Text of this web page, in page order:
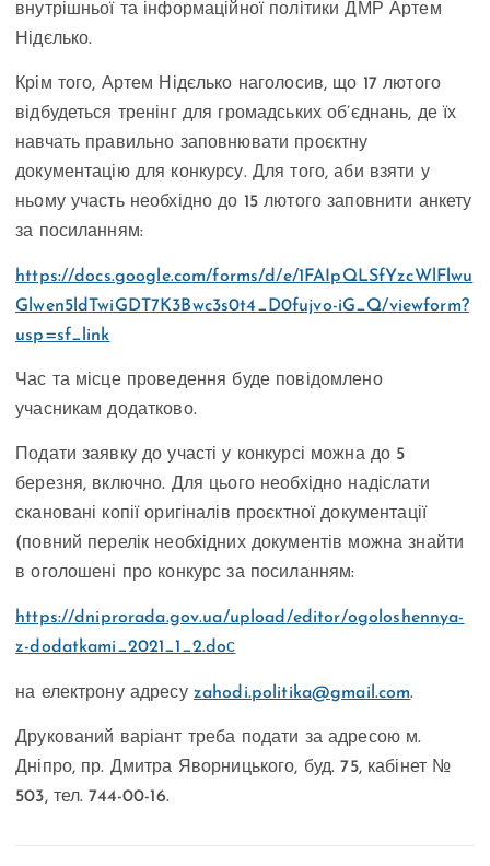
внутрішньої та інформаційної політики ДМР Артем
Нідєлько.
Крім того, Артем Нідєлько наголосив, що 17 лютого
відбудеться тренінг для громадських об’єднань, де їх
навчать правильно заповнювати проєктну
документацію для конкурсу. Для того, аби взяти у
ньому участь необхідно до 15 лютого заповнити анкету
за посиланням:
https://docs.google.com/forms/d/e/1FAIpQLSfYzcWlFlwu
Glwen5ldTwiGDT7K3Bwc3s0t4_D0fujvo-iG_Q/viewform?
usp=sf_link
Час та місце проведення буде повідомлено
учасникам додатково.
Подати заявку до участі у конкурсі можна до 5
березня, включно. Для цього необхідно надіслати
скановані копії оригіналів проєктної документації
(повний перелік необхідних документів можна знайти
в оголошені про конкурс за посиланням:
https://dniprorada.gov.ua/upload/editor/ogoloshennya-
z-dodatkami_2021_1_2.doс
на електрону адресу zahodi.politika@gmail.com.
Друкований варіант треба подати за адресою м.
Дніпро, пр. Дмитра Яворницького, буд. 75, кабінет №
503, тел. 744-00-16.